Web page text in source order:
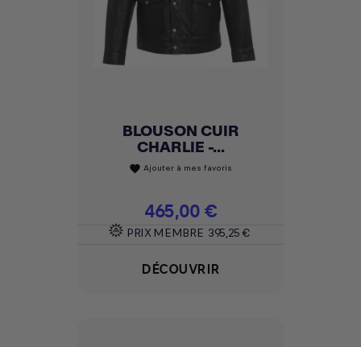
BLOUSON CUIR
CHARLIE -...
favorite Ajouter à mes favoris
Prix
465,00 €
PRIX MEMBRE 395,25 €
DÉCOUVRIR